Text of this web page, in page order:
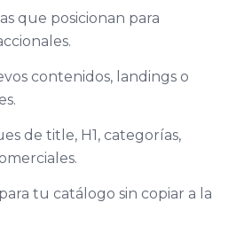
que posicionan para
contenidos, landings o
de title, H1, categorías,
tu catálogo sin copiar a la